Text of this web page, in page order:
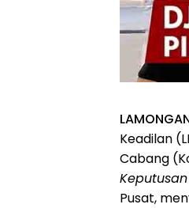
Keadilan
Cabang
Keputusan
Pusat,